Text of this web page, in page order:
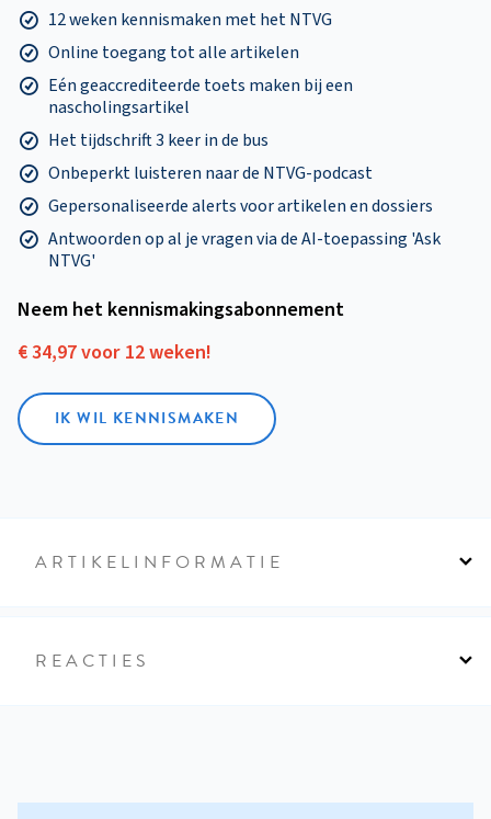
12 weken kennismaken met het NTVG
Online toegang tot alle artikelen
Eén geaccrediteerde toets maken bij een
nascholingsartikel
Het tijdschrift 3 keer in de bus
Onbeperkt luisteren naar de NTVG-podcast
Gepersonaliseerde alerts voor artikelen en dossiers
Antwoorden op al je vragen via de AI-toepassing 'Ask
NTVG'
Neem het kennismakings­abonnement
€ 34,97 voor 12 weken!
IK WIL KENNISMAKEN
ARTIKELINFORMATIE
REACTIES